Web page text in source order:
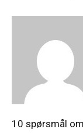
10 spørsmål